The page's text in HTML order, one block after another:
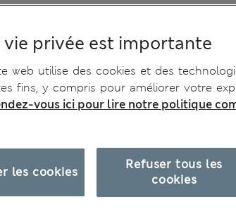
vie privée est importante
web utilise des cookies et des
fins, y compris pour améliorer votre
vous ici pour lire notre politique
Refuser tous les
cookies
les cookies